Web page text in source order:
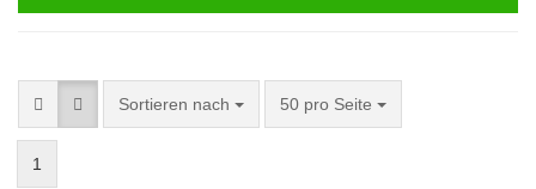
Sortieren nach 50 pro Seite
1